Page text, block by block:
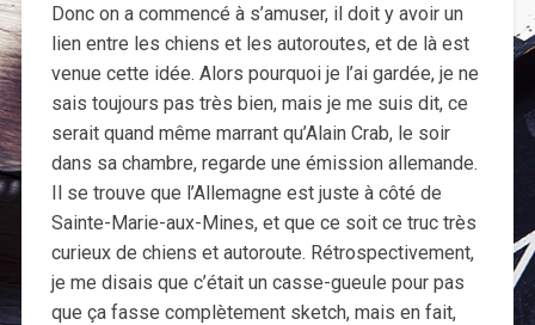
Donc on a commencé à s’amuser, il doit y avoir un
lien entre les chiens et les autoroutes, et de là est
venue cette idée. Alors pourquoi je l’ai gardée, je ne
sais toujours pas très bien, mais je me suis dit, ce
serait quand même marrant qu’Alain Crab, le soir
dans sa chambre, regarde une émission allemande.
Il se trouve que l’Allemagne est juste à côté de
Sainte-Marie-aux-Mines, et que ce soit ce truc très
curieux de chiens et autoroute. Rétrospectivement,
je me disais que c’était un casse-gueule pour pas
que ça fasse complètement sketch, mais en fait,